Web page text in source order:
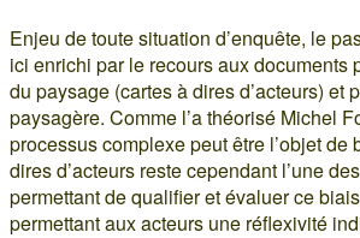
Enjeu de toute situation d’enquête, le
ici enrichi par le recours aux documents
du paysage (cartes à dires d’acteurs) et
paysagère. Comme l’a théorisé Michel
processus complexe peut être l’objet
dires d’acteurs reste cependant l’une
permettant de qualifier et évaluer ce
permettant aux acteurs une réflexivité